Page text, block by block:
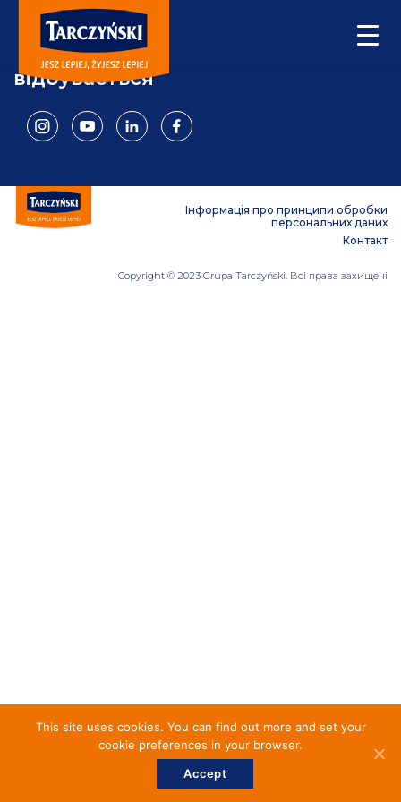
Sorry, no posts matched your criteria.
Спостерігайте за тим, що у нас
відбувається
Інформація про принципи обробки
персональних даних
Контакт
Copyright © 2023 Grupa Tarczyński. Всі права захищені
This site uses cookies. You can find out more and set your
cookie preferences in your browser.
Accept